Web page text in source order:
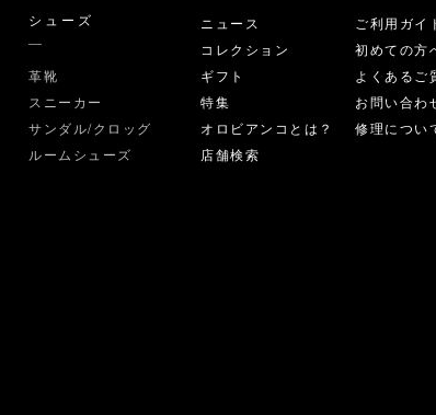
シューズ
革靴
スニーカー
サンダル/クロッグ
ルームシューズ
ニュース
コレクション
ギフト
特集
オロビアンコとは？
店舗検索
ご利用ガイ
初めての方
よくあるご
お問い合わ
修理につい